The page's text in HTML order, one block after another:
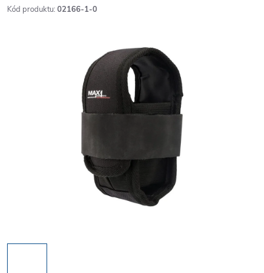
Kód produktu: 02166-1-0